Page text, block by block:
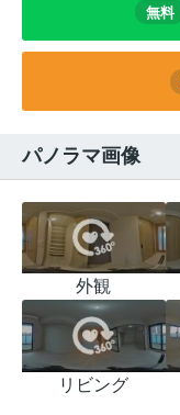
無料
パノラマ画像
外観
リビング